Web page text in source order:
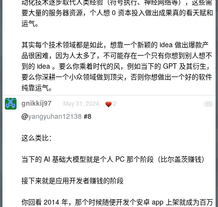
要大量的服务器资源，个人想 0 资本投入做出成果真的看天赋和
运气。
其实每个技术领域都是如此，想靠一个新颖的 idea 做出爆款产
品很困难，因为人太多了，不可能存在一个只有你想到别人想不
到的 idea 。要么你乘着时代的风，例如当下的 GPT 及其衍生，
要么你深耕一个小众领域做到顶尖，否则你想做出一个好的软件
纯靠运气。
11
gnikkij97 May 31, 2024 2
@yangyuhan12138 #8
这么类比：
当下的 AI 基础大模型就是个人 PC 那个阶段（比尔盖茨赚钱）
接下来就是应用开发者赚钱的阶段
你回看 2014 年，那个时候随便开发个安卓 app 上架就成为百万